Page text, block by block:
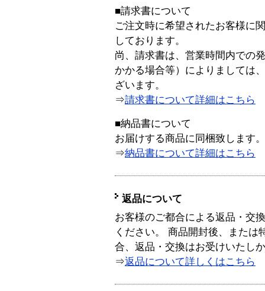
■請求書について
ご注文時に希望されたお客様に
しております。
尚、請求書は、営業時間内での
かかる場合等）によりましては
ざいます。
⇒請求書について詳細はこちら
■納品書について
お届けする商品に同梱致します。
⇒納品書について詳細はこちら
返品について
お客様のご都合による返品・交
ください。 商品開封後、または
合、返品・交換はお受けいたし
⇒返品について詳しくはこちら